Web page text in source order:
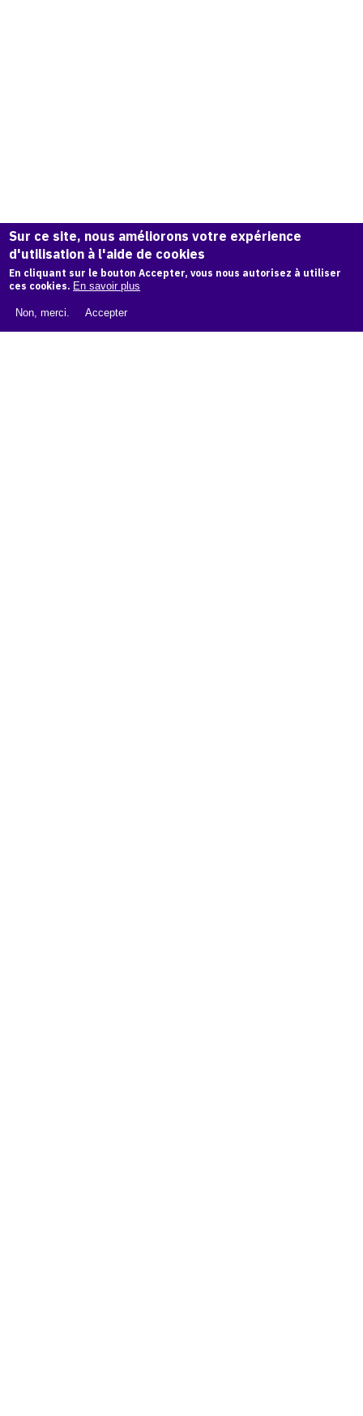
Sur ce site, nous améliorons votre expérience
d'utilisation à l'aide de cookies
En cliquant sur le bouton Accepter, vous nous autorisez à utiliser
ces cookies. En savoir plus
Non, merci. Accepter